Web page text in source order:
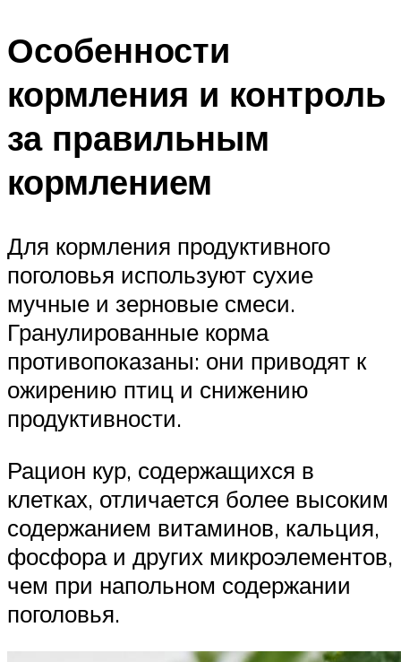
Особенности
кормления и контроль
за правильным
кормлением
Для кормления продуктивного
поголовья используют сухие
мучные и зерновые смеси.
Гранулированные корма
противопоказаны: они приводят к
ожирению птиц и снижению
продуктивности.
Рацион кур, содержащихся в
клетках, отличается более высоким
содержанием витаминов, кальция,
фосфора и других микроэлементов,
чем при напольном содержании
поголовья.